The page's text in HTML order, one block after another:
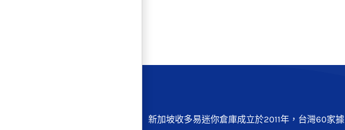
新加坡收多易迷你倉庫成立於2011年，台灣60家據